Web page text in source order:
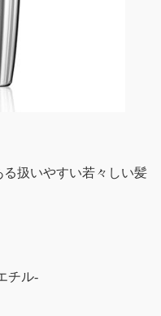
る扱いやすい若々しい髪
チル-